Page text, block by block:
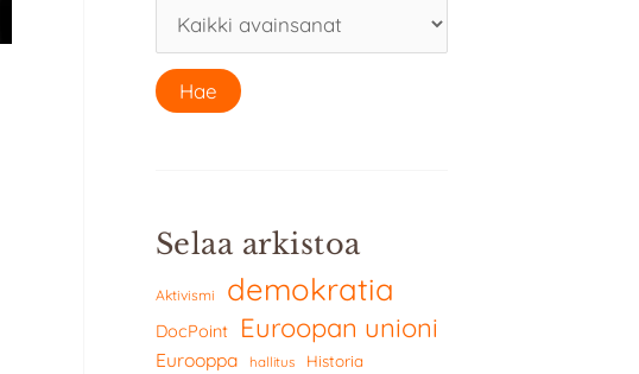
Selaa arkistoa
Aktivismi demokratia
DocPoint Euroopan unioni
Eurooppa hallitus Historia